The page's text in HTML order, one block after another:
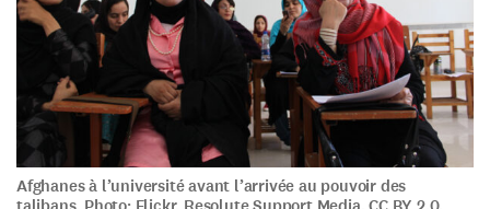
Afghanes à l’université avant l’arrivée au pouvoir des